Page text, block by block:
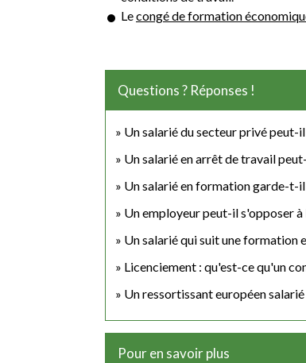
Lecongé de formation
Questions ? Réponses !
Un salarié du secteur privé peut-
Un salarié en arrêt de travail
Un salarié en formation garde-t-il
Un employeur peut-il s'opposer
Un salarié qui suit une formation
Licenciement : qu'est-ce qu'un
Un ressortissant européen
Pour en savoir plus